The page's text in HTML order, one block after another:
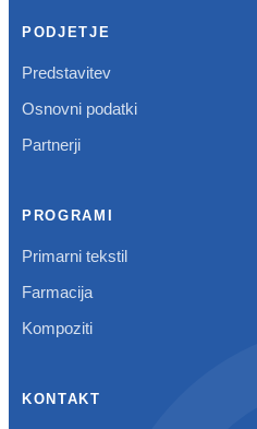
PODJETJE
Predstavitev
Osnovni podatki
Partnerji
PROGRAMI
Primarni tekstil
Farmacija
Kompoziti
KONTAKT